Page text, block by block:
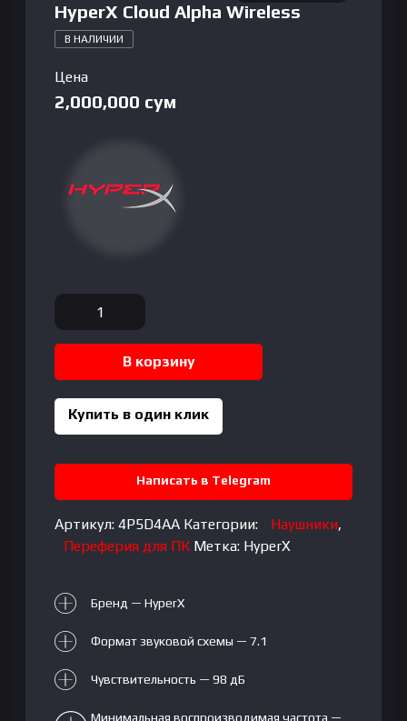
HyperX Cloud Alpha Wireless
В НАЛИЧИИ
Цена
2,000,000 сум
Количество
товара
HyperX
Wireless
В корзину
Купить в один клик
Написать в Telegram
Артикул:4P5D4AA Категории: Наушники,
Переферия для ПК Метка: HyperX
Бренд — HyperX
Формат звуковой схемы — 7.1
Чувствительность — 98 дБ
Минимальная воспроизводимая частота —